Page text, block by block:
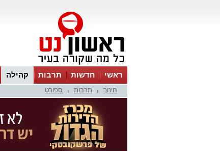
ראשי חדשות תרבות קהילה
חינוך תרבות ספורט